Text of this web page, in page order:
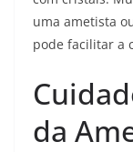
uma ametista
pode facilitar a
da